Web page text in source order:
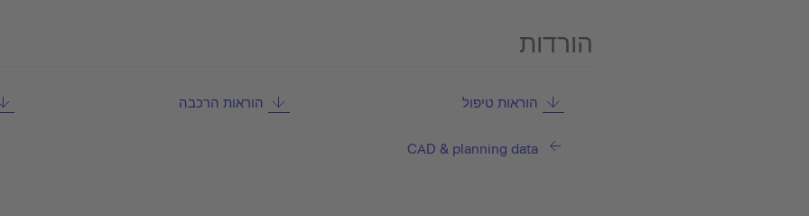
הורדות
הוראות טיפול הוראות הרכבה
CAD & planning data